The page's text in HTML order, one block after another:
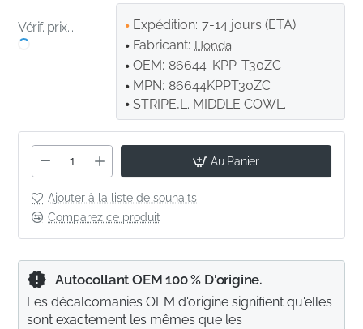
Vérif. prix... Expédition: 7-14 jours (ETA)
Fabricant: Honda
OEM: 86644-KPP-T30ZC
MPN: 86644KPPT30ZC
STRIPE,L. MIDDLE COWL.
Au Panier
Ajouter à la liste de souhaits
Comparez ce produit
Autocollant OEM 100 % D'origine.
Les décalcomanies OEM d'origine signifient qu'elles
sont exactement les mêmes que les